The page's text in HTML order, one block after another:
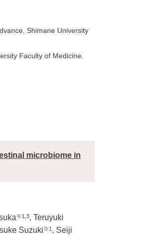
Shimane University
Faculty of Medicine.
microbiome in
※1,3, Teruyuki
Suzuki※1 , Seiji